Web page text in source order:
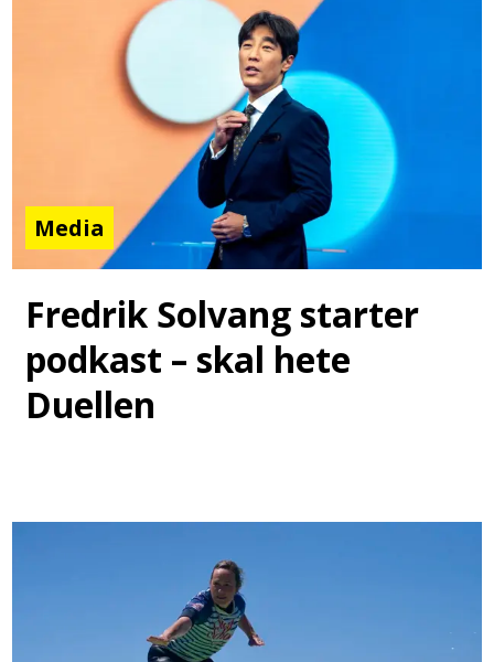
Media
Fredrik Solvang starter
podkast – skal hete
Duellen